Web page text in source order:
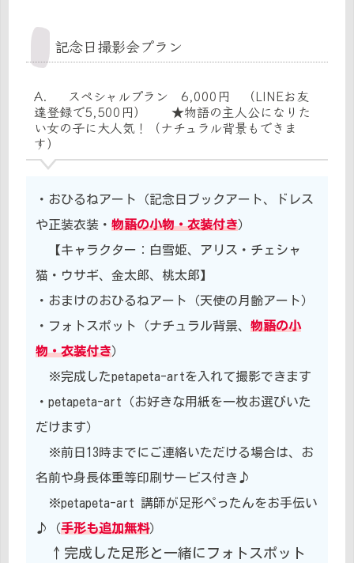
記念日撮影会プラン
A． スペシャルプラン 6,000円 （LINEお友
達登録で5,500円） ★物語の主人公になりた
い女の子に大人気！（ナチュラル背景もできま
す）
・おひるねアート（記念日ブックアート、ドレス
や正装衣装・ 物語の小物・衣装付き）
【キャラクター：白雪姫、アリス・チェシャ
猫・ウサギ、金太郎、桃太郎】
・おまけのおひるねアート（天使の月齢アート）
・フォトスポット（ナチュラル背景、 物語の小
物・衣装付き）
※完成したpetapeta-artを入れて撮影できます
・petapeta-art（お好きな用紙を一枚お選びいた
だけます）
※前日13時までにご連絡いただける場合は、お
名前や身長体重等印刷サービス付き♪
※petapeta-art 講師が足形ぺったんをお手伝い
♪（手形も追加無料）
↑完成した足形と一緒にフォトスポット